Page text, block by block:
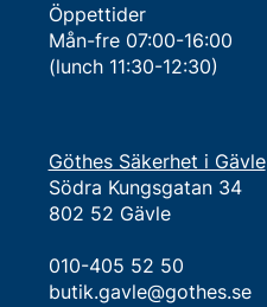
Öppettider
Mån-fre 07:00-16:00
(lunch 11:30-12:30)
Göthes Säkerhet i Gävle
Södra Kungsgatan 34
802 52 Gävle
010-405 52 50
butik.gavle@gothes.se